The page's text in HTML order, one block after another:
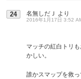
24 名無しだＪ より
2016年1月17日 3:52
マッチの紅白トリ
かしい。
誰かスマップを救っ